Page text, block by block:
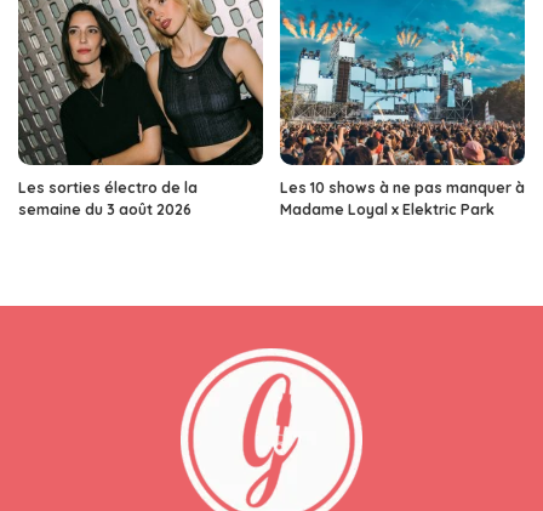
Les sorties électro de la
semaine du 3 août 2026
Les 10 shows à ne pas manquer à
Madame Loyal x Elektric Park